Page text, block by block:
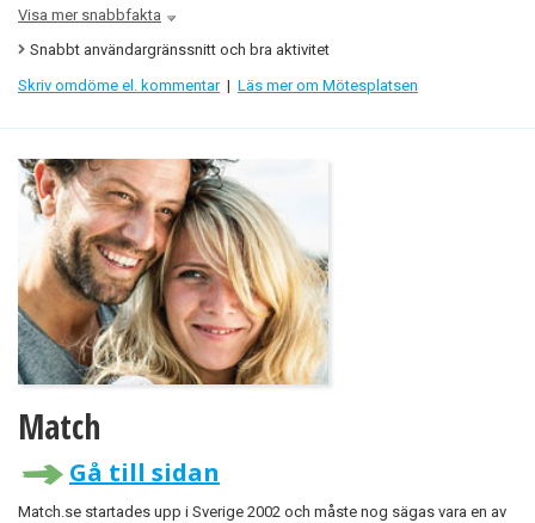
Visa mer snabbfakta
Snabbt användargränssnitt och bra aktivitet
Skriv omdöme el. kommentar | Läs mer om Mötesplatsen
Match
Gå till sidan
Match.se startades upp i Sverige 2002 och måste nog sägas vara en av